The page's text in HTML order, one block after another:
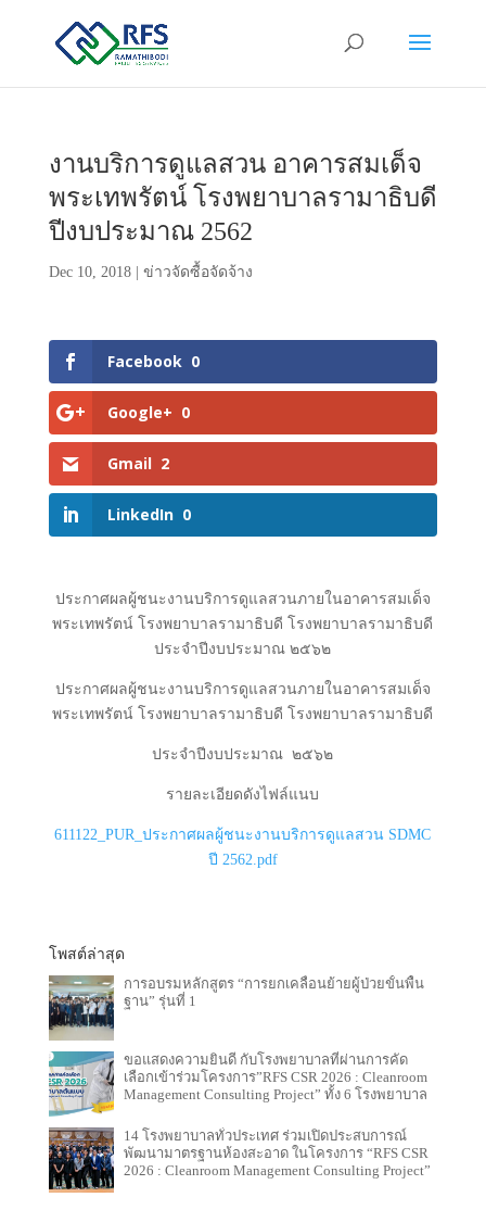
งานบริการดูแลสวน อาคารสมเด็จ
พระเทพรัตน์ โรงพยาบาลรามาธิบดี
ปีงบประมาณ 2562
Dec 10, 2018| ข่าวจัดซื้อจัดจ้าง
Facebook 0
Google+ 0
Gmail 2
LinkedIn 0
ประกาศผลผู้ชนะงานบริการดูแลสวนภายในอาคารสมเด็จ
พระเทพรัตน์ โรงพยาบาลรามาธิบดี โรงพยาบาลรามาธิบดี
ประจําปีงบประมาณ ๒๕๖๒
ประกาศผลผู้ชนะงานบริการดูแลสวนภายในอาคารสมเด็จ
พระเทพรัตน์ โรงพยาบาลรามาธิบดี โรงพยาบาลรามาธิบดี
ประจําปีงบประมาณ ๒๕๖๒
รายละเอียดดังไฟล์แนบ
611122_PUR_ประกาศผลผู้ชนะงานบริการดูแลสวน SDMC
ปี 2562.pdf
โพสต์ล่าสุด
การอบรมหลักสูตร “การยกเคลื่อนย้ายผู้ป่วยขั้นพื้น
ฐาน” รุ่นที่ 1
ขอแสดงความยินดี กับโรงพยาบาลที่ผ่านการคัด
เลือกเข้าร่วมโครงการ”RFS CSR 2026 : Cleanroom
Management Consulting Project” ทั้ง 6 โรงพยาบาล
14 โรงพยาบาลทั่วประเทศ ร่วมเปิดประสบการณ์
พัฒนามาตรฐานห้องสะอาด ในโครงการ “RFS CSR
2026 : Cleanroom Management Consulting Project”